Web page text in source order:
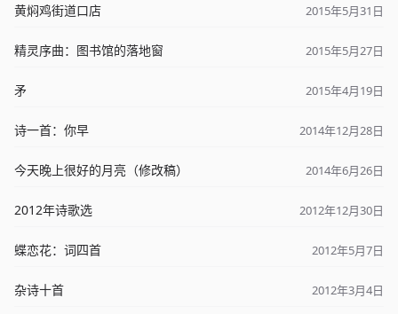
黄焖鸡街道口店 2015年5月31日
精灵序曲：图书馆的落地窗 2015年5月27日
矛 2015年4月19日
诗一首：你早 2014年12月28日
今天晚上很好的月亮（修改稿） 2014年6月26日
2012年诗歌选 2012年12月30日
蝶恋花：词四首 2012年5月7日
杂诗十首 2012年3月4日